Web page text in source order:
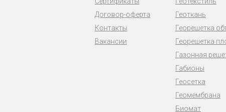
Договор-оферта
Контакты
Вакансии
Геоткань
Георешетка
Георешетка
Газонная
Габионы
Геосетка
Геомембрана
Биомат